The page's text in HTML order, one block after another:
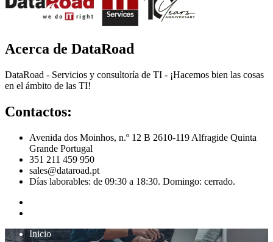
Acerca de DataRoad
DataRoad - Servicios y consultoría de TI - ¡Hacemos bien las cosas
en el ámbito de las TI!
Contactos:
Avenida dos Moinhos, n.º 12 B 2610-119 Alfragide Quinta
Grande Portugal
351 211 459 950
sales@dataroad.pt
Días laborables: de 09:30 a 18:30. Domingo: cerrado.
Inicio